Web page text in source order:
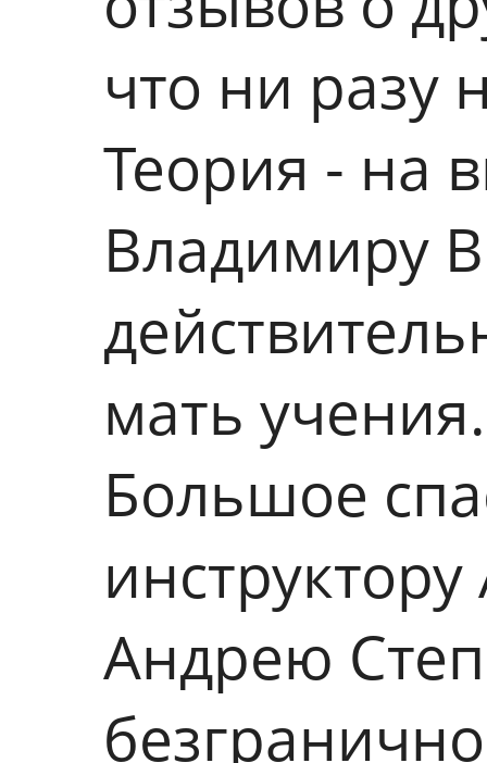
что ни разу
Теория - на
Владимиру
мать учения.
Большое
Андрею